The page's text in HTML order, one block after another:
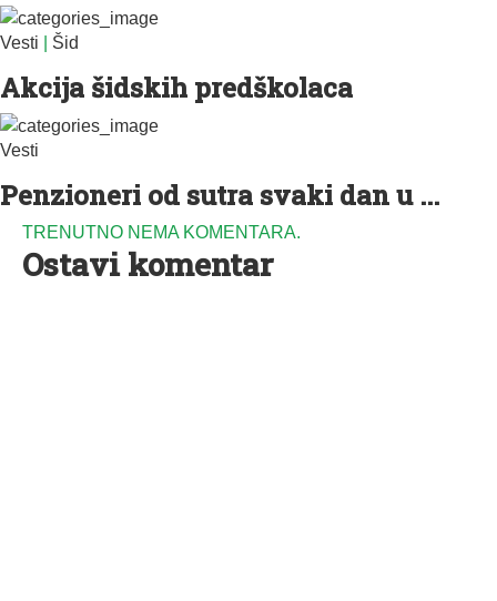
Vesti Šid
Akcija šidskih predškolaca
Vesti
Penzioneri od sutra svaki dan u ...
TRENUTNO NEMA KOMENTARA.
Ostavi komentar